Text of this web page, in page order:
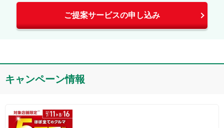
ご提案サービスの申し込み
キャンペーン情報